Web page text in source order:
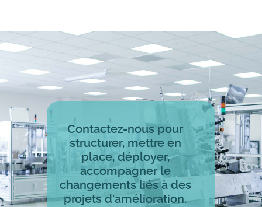
Contactez-nous pour
structurer, mettre en
place, déployer,
accompagner le
changements liés à des
projets d'amélioration.